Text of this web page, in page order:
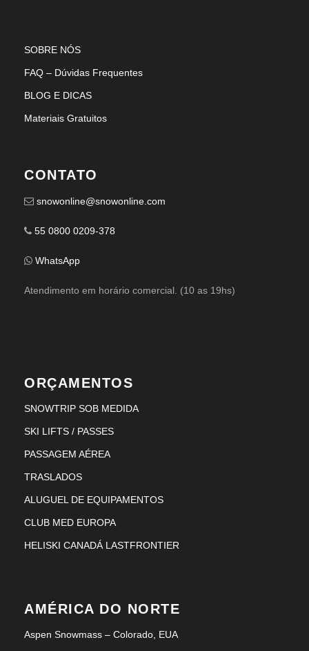
SOBRE NÓS
FAQ – Dúvidas Frequentes
BLOG E DICAS
Materiais Gratuitos
CONTATO
snowonline@snowonline.com
55 0800 0209-378
WhatsApp
Atendimento em horário comercial. (10 as 19hs)
ORÇAMENTOS
SNOWTRIP SOB MEDIDA
SKI LIFTS / PASSES
PASSAGEM AÉREA
TRASLADOS
ALUGUEL DE EQUIPAMENTOS
CLUB MED EUROPA
HELISKI CANADÁ LASTFRONTIER
AMÉRICA DO NORTE
Aspen Snowmass – Colorado, EUA